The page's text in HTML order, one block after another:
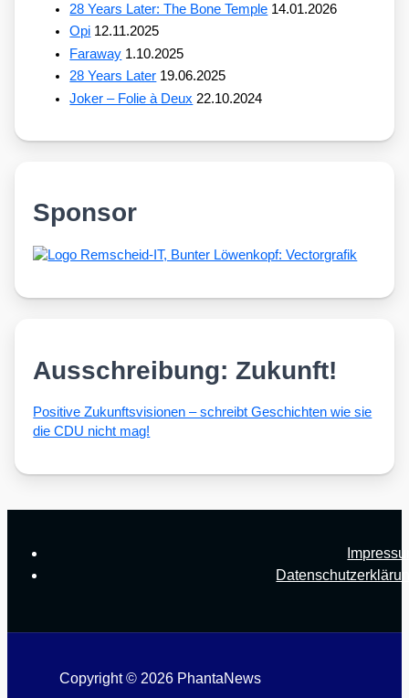
28 Years Later: The Bone Temple 14.01.2026
Opi 12.11.2025
Faraway 1.10.2025
28 Years Later 19.06.2025
Joker – Folie à Deux 22.10.2024
Sponsor
Ausschreibung: Zukunft!
Posi­ti­ve Zukunfts­vi­sio­nen – schreibt Geschich­ten wie sie
die CDU nicht mag!
Copyright © 2026 PhantaNews